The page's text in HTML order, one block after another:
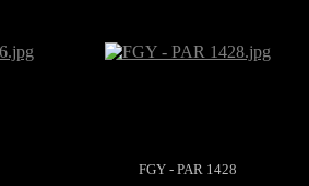
FGY - PAR 1428